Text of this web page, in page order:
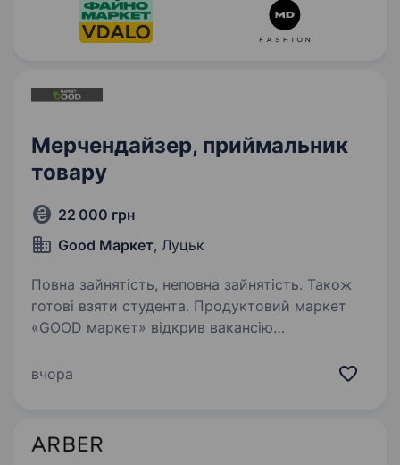
Мерчендайзер, приймальник
товару
22 000 грн
Good Маркет, Луцьк
Повна зайнятість, неповна зайнятість. Також
готові взяти студента. Продуктовий маркет
«GOOD маркет» відкрив вакансію
ти відповідальний та любиш порядок, не маєш
вчора